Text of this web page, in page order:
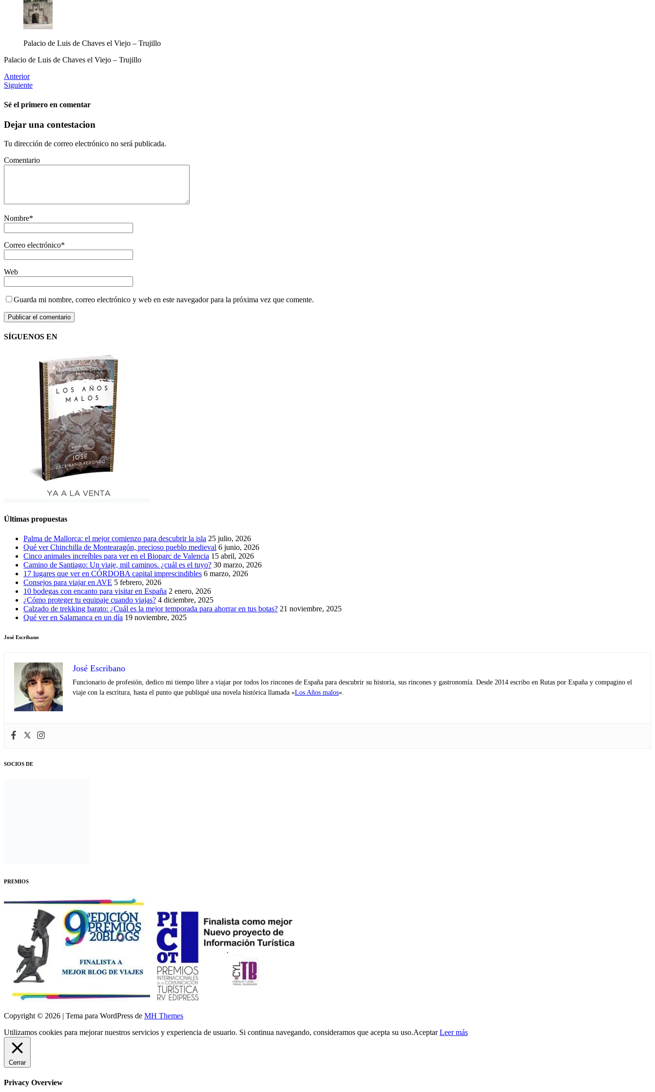
Palacio de Luis de Chaves el Viejo – Trujillo
Palacio de Luis de Chaves el Viejo – Trujillo
Anterior
Siguiente
Sé el primero en comentar
Dejar una contestacion
Tu dirección de correo electrónico no será publicada.
Comentario
Nombre*
Correo electrónico*
Web
Guarda mi nombre, correo electrónico y web en este navegador para la próxima vez que comente.
SÍGUENOS EN
Últimas propuestas
Palma de Mallorca: el mejor comienzo para descubrir la isla 25 julio, 2026
Qué ver Chinchilla de Montearagón, precioso pueblo medieval 6 junio, 2026
Cinco animales increíbles para ver en el Bioparc de Valencia 15 abril, 2026
Camino de Santiago: Un viaje, mil caminos. ¿cuál es el tuyo? 30 marzo, 2026
17 lugares que ver en CÓRDOBA capital imprescindibles 6 marzo, 2026
Consejos para viajar en AVE 5 febrero, 2026
10 bodegas con encanto para visitar en España 2 enero, 2026
¿Cómo proteger tu equipaje cuando viajas? 4 diciembre, 2025
Calzado de trekking barato: ¿Cuál es la mejor temporada para ahorrar en tus botas? 21 noviembre, 2025
Qué ver en Salamanca en un día 19 noviembre, 2025
José Escribano
José Escribano
Funcionario de profesión, dedico mi tiempo libre a viajar por todos los rincones de España para descubrir su historia, sus rincones y gastronomía. Desde 2014 escribo en Rutas por España y compagino el
viaje con la escritura, hasta el punto que publiqué una novela histórica llamada «Los Años malos«.
SOCIOS DE
PREMIOS
Copyright © 2026 | Tema para WordPress de MH Themes
Utilizamos cookies para mejorar nuestros servicios y experiencia de usuario. Si continua navegando, consideramos que acepta su uso.Aceptar Leer más
Cerrar
Privacy Overview